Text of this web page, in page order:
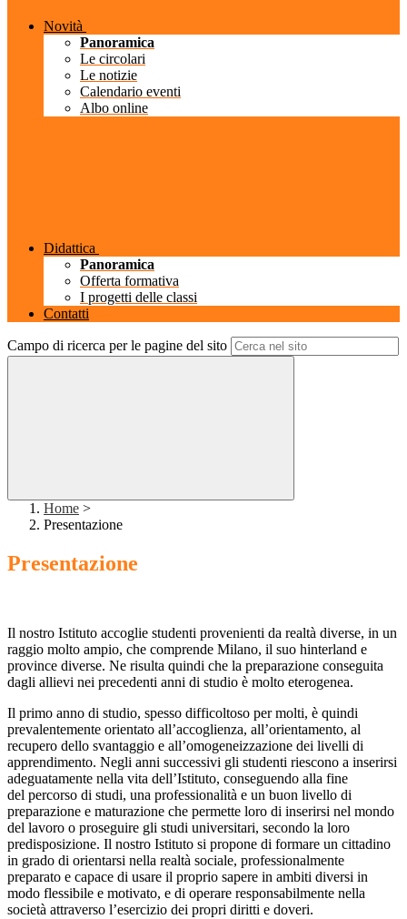
Novità
Panoramica
Le circolari
Le notizie
Calendario eventi
Albo online
Didattica
Panoramica
Offerta formativa
I progetti delle classi
Contatti
Campo di ricerca per le pagine del sito
Home >
Presentazione
Presentazione
Il nostro Istituto accoglie studenti provenienti da realtà diverse, in un
raggio molto ampio, che comprende Milano, il suo hinterland e
province diverse. Ne risulta quindi che la preparazione conseguita
dagli allievi nei precedenti anni di studio è molto eterogenea.
Il primo anno di studio, spesso difficoltoso per molti, è quindi
prevalentemente orientato all’accoglienza, all’orientamento, al
recupero dello svantaggio e all’omogeneizzazione dei livelli di
apprendimento. Negli anni successivi gli studenti riescono a inserirsi
adeguatamente nella vita dell’Istituto, conseguendo alla fine
del percorso di studi, una professionalità e un buon livello di
preparazione e maturazione che permette loro di inserirsi nel mondo
del lavoro o proseguire gli studi universitari, secondo la loro
predisposizione. Il nostro Istituto si propone di formare un cittadino
in grado di orientarsi nella realtà sociale, professionalmente
preparato e capace di usare il proprio sapere in ambiti diversi in
modo flessibile e motivato, e di operare responsabilmente nella
società attraverso l’esercizio dei propri diritti e doveri.